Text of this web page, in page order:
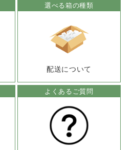
選べる箱の種類
配送について
よくあるご質問